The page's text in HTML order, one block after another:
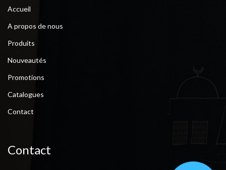
Accueil
A propos de nous
Produits
Nouveautés
Promotions
Catalogues
Contact
Contact